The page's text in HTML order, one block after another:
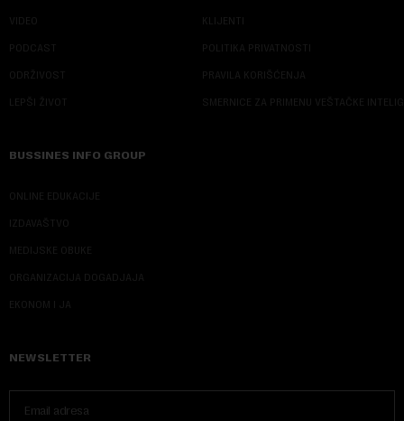
VIDEO
PODCAST
ODRŽIVOST
LEPŠI ŽIVOT
KLIJENTI
POLITIKA PRIVATNOSTI
PRAVILA KORIŠĆENJA
SMERNICE ZA PRIMENU VEŠTAČKE
BUSSINES INFO GROUP
ONLINE EDUKACIJE
IZDAVAŠTVO
MEDIJSKE OBUKE
ORGANIZACIJA DOGADJAJA
EKONOM I JA
NEWSLETTER